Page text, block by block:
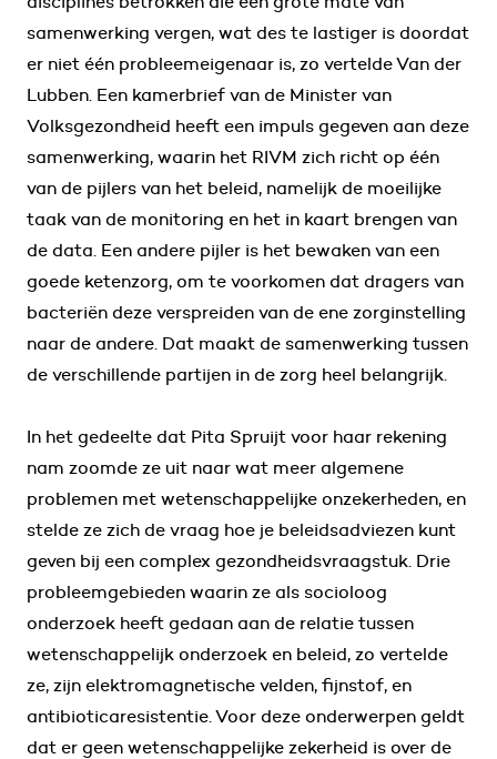
samenwerking vergen, wat des te lastiger is doordat
er niet één probleemeigenaar is, zo vertelde Van der
Lubben. Een kamerbrief van de Minister van
Volksgezondheid heeft een impuls gegeven aan deze
samenwerking, waarin het RIVM zich richt op één
van de pijlers van het beleid, namelijk de moeilijke
taak van de monitoring en het in kaart brengen van
de data. Een andere pijler is het bewaken van een
goede ketenzorg, om te voorkomen dat dragers van
bacteriën deze verspreiden van de ene zorginstelling
naar de andere. Dat maakt de samenwerking tussen
de verschillende partijen in de zorg heel belangrijk.
In het gedeelte dat Pita Spruijt voor haar rekening
nam zoomde ze uit naar wat meer algemene
problemen met wetenschappelijke onzekerheden, en
stelde ze zich de vraag hoe je beleidsadviezen kunt
geven bij een complex gezondheidsvraagstuk. Drie
probleemgebieden waarin ze als socioloog
onderzoek heeft gedaan aan de relatie tussen
wetenschappelijk onderzoek en beleid, zo vertelde
ze, zijn elektromagnetische velden, fijnstof, en
antibioticaresistentie. Voor deze onderwerpen geldt
dat er geen wetenschappelijke zekerheid is over de